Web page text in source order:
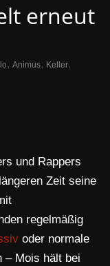
erneut
, Animus, Keller,
und Rappers
Zeit seine
regelmäßig
oder normale
– Mois hält bei